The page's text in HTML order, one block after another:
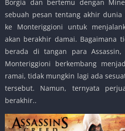
Borgia dan bertemu dengan
sebuah pesan tentang akhir dunia
ke Monteriggioni untuk
akan berakhir damai. Bagaimana
berada di tangan para
Monteriggioni berkembang
ramai, tidak mungkin lagi ada
tersebut. Namun, ternyata
berakhir..